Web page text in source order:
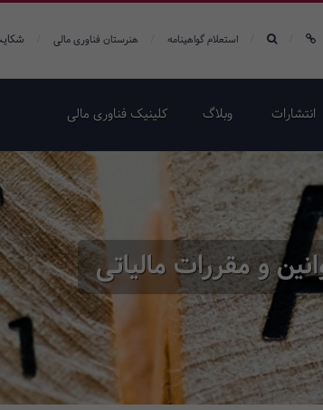
استعلام گواهینامه هنرستان فناوری مالی
انتشارات وبلاگ کلینیک فناوری مالی
و مقررات مالیاتی